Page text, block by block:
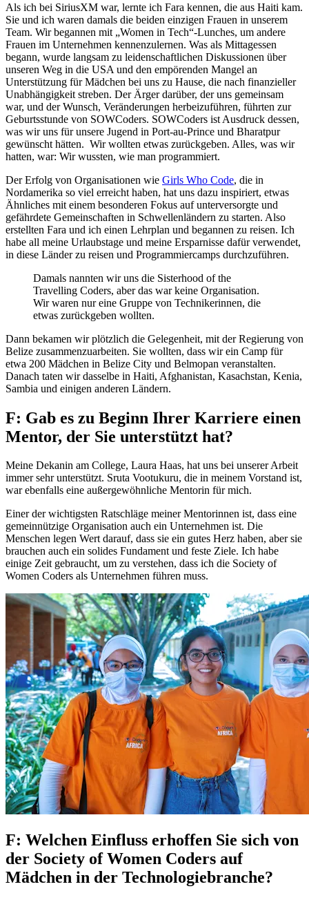
Als ich bei SiriusXM war, lernte ich Fara kennen, die aus Haiti kam.
Sie und ich waren damals die beiden einzigen Frauen in unserem
Team. Wir begannen mit „Women in Tech“-Lunches, um andere
Frauen im Unternehmen kennenzulernen. Was als Mittagessen
begann, wurde langsam zu leidenschaftlichen Diskussionen über
unseren Weg in die USA und den empörenden Mangel an
Unterstützung für Mädchen bei uns zu Hause, die nach finanzieller
Unabhängigkeit streben. Der Ärger darüber, der uns gemeinsam
war, und der Wunsch, Veränderungen herbeizuführen, führten zur
Geburtsstunde von SOWCoders. SOWCoders ist Ausdruck dessen,
was wir uns für unsere Jugend in Port-au-Prince und Bharatpur
gewünscht hätten. Wir wollten etwas zurückgeben. Alles, was wir
hatten, war: Wir wussten, wie man programmiert.
Der Erfolg von Organisationen wie Girls Who Code, die in
Nordamerika so viel erreicht haben, hat uns dazu inspiriert, etwas
Ähnliches mit einem besonderen Fokus auf unterversorgte und
gefährdete Gemeinschaften in Schwellenländern zu starten. Also
erstellten Fara und ich einen Lehrplan und begannen zu reisen. Ich
habe all meine Urlaubstage und meine Ersparnisse dafür verwendet,
in diese Länder zu reisen und Programmiercamps durchzuführen.
Damals nannten wir uns die Sisterhood of the
Travelling Coders, aber das war keine Organisation.
Wir waren nur eine Gruppe von Technikerinnen, die
etwas zurückgeben wollten.
Dann bekamen wir plötzlich die Gelegenheit, mit der Regierung von
Belize zusammenzuarbeiten. Sie wollten, dass wir ein Camp für
etwa 200 Mädchen in Belize City und Belmopan veranstalten.
Danach taten wir dasselbe in Haiti, Afghanistan, Kasachstan, Kenia,
Sambia und einigen anderen Ländern.
F: Gab es zu Beginn Ihrer Karriere einen
Mentor, der Sie unterstützt hat?
Meine Dekanin am College, Laura Haas, hat uns bei unserer Arbeit
immer sehr unterstützt. Sruta Vootukuru, die in meinem Vorstand ist,
war ebenfalls eine außergewöhnliche Mentorin für mich.
Einer der wichtigsten Ratschläge meiner Mentorinnen ist, dass eine
gemeinnützige Organisation auch ein Unternehmen ist. Die
Menschen legen Wert darauf, dass sie ein gutes Herz haben, aber sie
brauchen auch ein solides Fundament und feste Ziele. Ich habe
einige Zeit gebraucht, um zu verstehen, dass ich die Society of
Women Coders als Unternehmen führen muss.
F: Welchen Einfluss erhoffen Sie sich von
der Society of Women Coders auf
Mädchen in der Technologiebranche?